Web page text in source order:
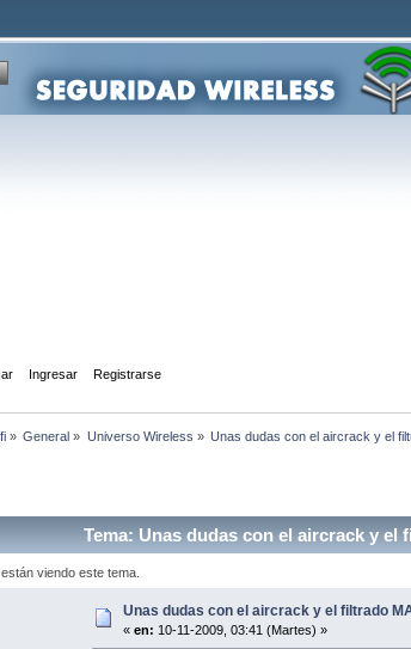
Ingresar Registrarse
» General » Universo Wireless » Unas dudas con el aircrack y el
Tema: Unas dudas con el aircrack y el
viendo este tema.
Unas dudas con el aircrack y el filtrado
« en: 10-11-2009, 03:41 (Martes) »